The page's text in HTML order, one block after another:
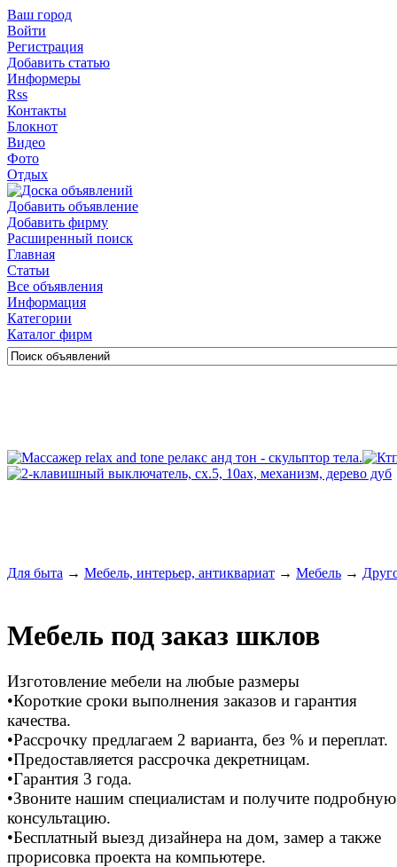
Ваш город
Войти
Регистрация
Добавить статью
Информеры
Rss
Контакты
Блокнот
Видео
Фото
Отдых
Добавить объявление
Добавить фирму
Расширенный поиск
Главная
Статьи
Все объявления
Информация
Категории
Каталог фирм
Для быта → Мебель, интерьер, антиквариат → Мебель →
Мебель под заказ шклов
Изготовление мебели на любые размеры
•Короткие сроки выполнения заказов и гарантия
качества.
•Рассрочку предлагаем 2 варианта, без % и переплат.
•Предоставляется рассрочка декретницам.
•Гарантия 3 года.
•Звоните нашим специалистам и получите подробную
консультацию.
•Бесплатный выезд дизайнера на дом, замер а также
прорисовка проекта на компьютере.